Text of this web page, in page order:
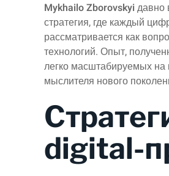
Mykhailo Zborovskyiдавно
стратегия, где каждый
рассматривается как
технологий. Опыт,
легко масштабируемых на
мыслителя нового
digital-